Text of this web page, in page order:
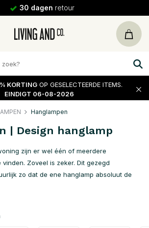
30 dagenretour
KORTING OP GESELECTEERDE ITEMS.
EINDIGT 06-08-2026
Hanglampen
| Design hanglamp
zijn er wel één of meerdere
Zoveel is zeker. Dit gezegd
zo dat de ene hanglamp absoluut de